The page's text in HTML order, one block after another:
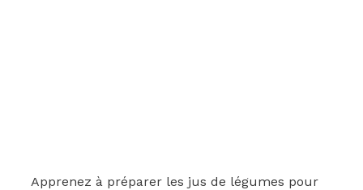
Apprenez à préparer les jus de légumes pour